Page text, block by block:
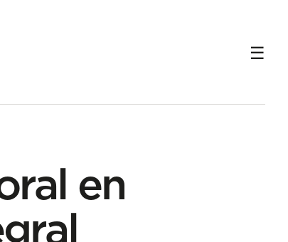
en